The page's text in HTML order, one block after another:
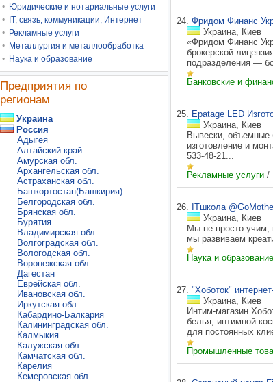
Юридические и нотариальные услуги
IT, связь, коммуникации, Интернет
Рекламные услуги
Металлургия и металлообработка
Наука и образование
Предприятия по
регионам
Украина
Россия
Адыгея
Алтайский край
Амурская обл.
Архангельская обл.
Астраханская обл.
Башкортостан(Башкирия)
Белгородская обл.
Брянская обл.
Бурятия
Владимирская обл.
Волгоградская обл.
Вологодская обл.
Воронежская обл.
Дагестан
Еврейская обл.
Ивановская обл.
Иркутская обл.
Кабардино-Балкария
Калининградская обл.
Калмыкия
Калужская обл.
Камчатская обл.
Карелия
Кемеровская обл.
24. Фридом Финанс
Украина, Киев
«Фридом Финанс
брокерской
подразделения —
Банковские и
25. Epatage LED
Украина, Киев
Вывески, объемные
изготовление и
533-48-21...
Рекламные услуги /
26. ITшкола
Украина, Киев
Мы не просто учим,
мы развиваем
Наука и образование
27. "Хоботок"
Украина, Киев
Интим-магазин
белья, интимной
для постоянных
Промышленные